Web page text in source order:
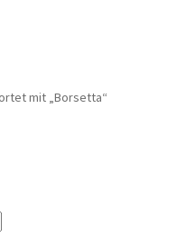
mit „Borsetta“